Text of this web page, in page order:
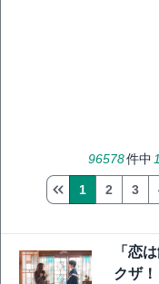
96578件中 1
1 2 3
「恋
クザ